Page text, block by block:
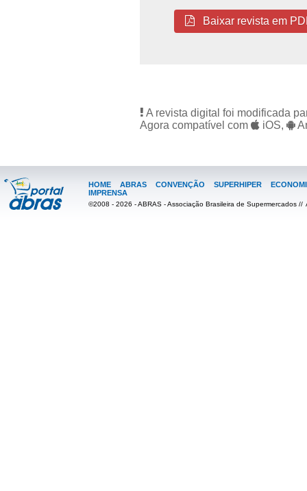
Baixar revista em
A revista digital foi modificada
Agora compatível com
iOS,
HOME ABRAS CONVENÇÃO SUPERHIPER
IMPRENSA
©2008 - 2026 - ABRAS - Associação Brasileira de Supermercados //